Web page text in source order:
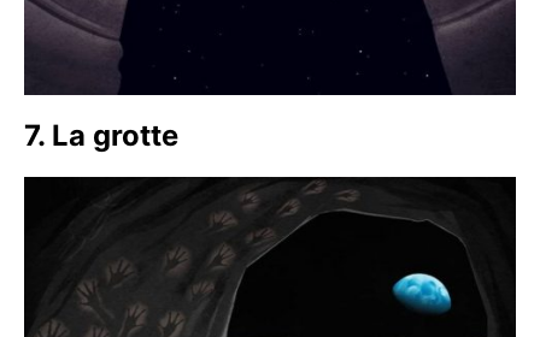
7. La grotte